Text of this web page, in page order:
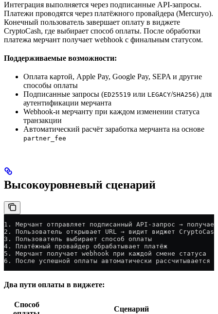
Интеграция выполняется через подписанные API-запросы.
Платежи проводятся через платёжного провайдера (Mercuryo).
Конечный пользователь завершает оплату в виджете
CryptoCash, где выбирает способ оплаты. После обработки
платежа мерчант получает webhook с финальным статусом.
Поддерживаемые возможности:
Оплата картой, Apple Pay, Google Pay, SEPA и другие
способы оплаты
Подписанные запросы (ED25519 или LEGACY/SHA256) для
аутентификации мерчанта
Webhook-и мерчанту при каждом изменении статуса
транзакции
Автоматический расчёт заработка мерчанта на основе
partner_fee
Высокоуровневый сценарий
1. Мерчант отправляет подписанный API-запрос →
2. Пользователь открывает URL → видит виджет CryptoCash
3. Пользователь выбирает способ оплаты
4. Платёжный провайдер обрабатывает платёж
5. Мерчант получает webhook при каждой смене статуса
6. После успешной оплаты автоматически рассчитывается
Два пути оплаты в виджете:
Способ
Сценарий